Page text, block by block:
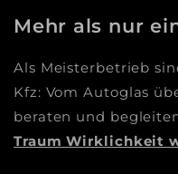
Mehr als nur
Als Meisterbetrieb
Kfz: Vom Autoglas
beraten und
Traum Wirklichkeit